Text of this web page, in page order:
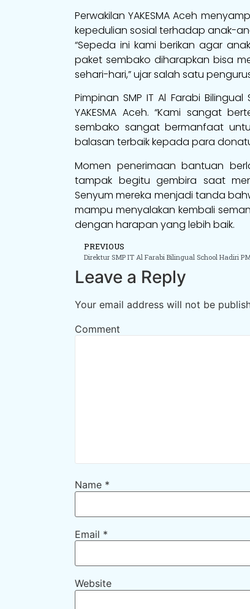
Perwakilan YAKESMA Aceh
kepedulian sosial terhadap anak-
“Sepeda ini kami berikan agar
paket sembako diharapkan bisa
sehari-hari,” ujar salah satu pengurus
Pimpinan SMP IT Al Farabi
YAKESMA Aceh. “Kami sangat
sembako sangat bermanfaat
balasan terbaik kepada para
Momen penerimaan bantuan
tampak begitu gembira saat
Senyum mereka menjadi tanda
mampu menyalakan kembali
dengan harapan yang lebih baik.
PREVIOUS
Leave a Reply
Your email address will not be
Comment
Name *
Email *
Website